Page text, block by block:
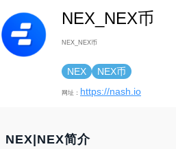
NEX_NEX币
NEX_NEX币
NEX NEX币
网址： https://nash.io
NEX|NEX简介